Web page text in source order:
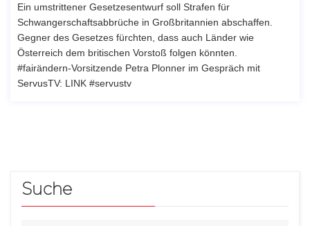
Ein umstrittener Gesetzesentwurf soll Strafen für
Schwangerschaftsabbrüche in Großbritannien abschaffen.
Gegner des Gesetzes fürchten, dass auch Länder wie
Österreich dem britischen Vorstoß folgen könnten.
#fairändern-Vorsitzende Petra Plonner im Gespräch mit
ServusTV: LINK #servustv
Suche